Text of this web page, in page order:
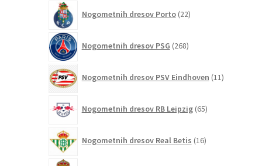
Nogometnih dresov Porto 22izdelkov
Nogometnih dresov PSG 268izdelkov
Nogometnih dresov PSV Eindhoven 11izdelkov
Nogometnih dresov RB Leipzig 65izdelkov
Nogometnih dresov Real Betis 16izdelkov